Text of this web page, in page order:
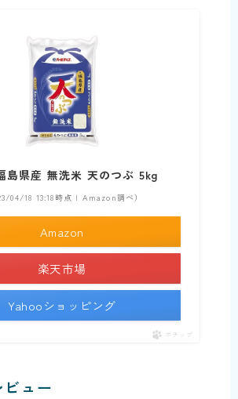
島県産 無洗米 天のつぶ 5kg
04/18 13:18時点 | Amazon調べ）
Amazon
楽天市場
Yahooショッピング
ポチップ
ュー